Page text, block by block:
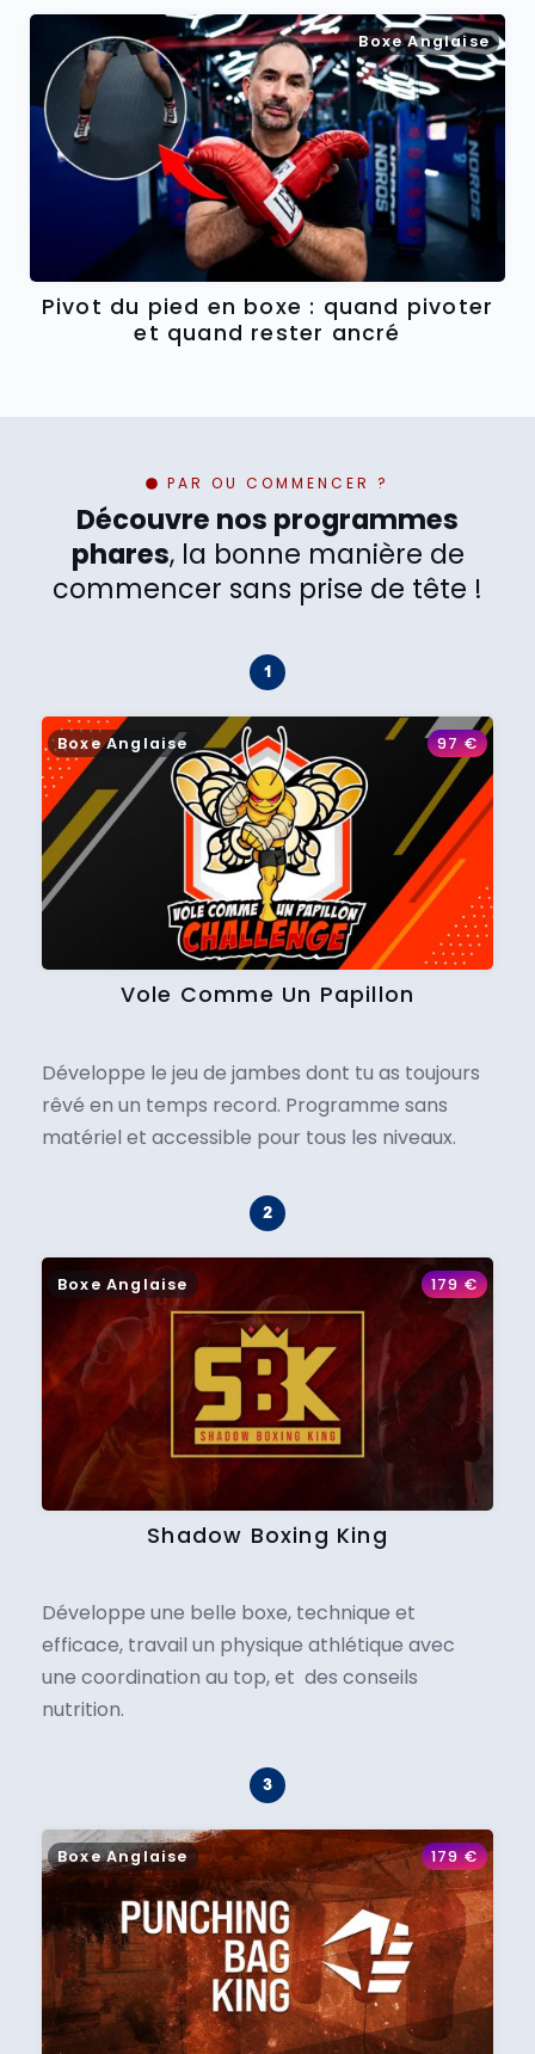
Boxe Anglaise
Pivot du pied en boxe : quand pivoter
et quand rester ancré
PAR OU COMMENCER ?
Découvre nos programmes
phares, la bonne manière de
commencer sans prise de tête !
Boxe Anglaise 97€
Vole Comme Un Papillon
Développe le jeu de jambes dont tu as toujours
rêvé en un temps record. Programme sans
matériel et accessible pour tous les niveaux.
Boxe Anglaise 179€
Shadow Boxing King
Développe une belle boxe, technique et
efficace, travail un physique athlétique avec
une coordination au top, et des conseils
nutrition.
Boxe Anglaise 179€